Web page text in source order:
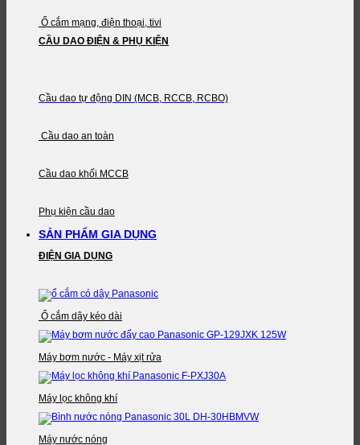
Ổ cắm mạng, điện thoại, tivi
CẦU DAO ĐIỆN & PHỤ KIỆN
Cầu dao tự động DIN (MCB, RCCB, RCBO)
Cầu dao an toàn
Cầu dao khối MCCB
Phụ kiện cầu dao
SẢN PHẨM GIA DỤNG
ĐIỆN GIA DỤNG
Ổ cắm dây kéo dài
Máy bơm nước - Máy xịt rửa
Máy lọc không khí
Máy nước nóng